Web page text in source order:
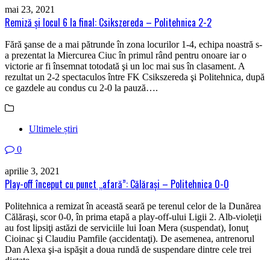
mai 23, 2021
Remiză şi locul 6 la final: Csikszereda – Politehnica 2-2
Fără şanse de a mai pătrunde în zona locurilor 1-4, echipa noastră s-
a prezentat la Miercurea Ciuc în primul rând pentru onoare iar o
victorie ar fi însemnat totodată şi un loc mai sus în clasament. A
rezultat un 2-2 spectaculos între FK Csikszereda şi Politehnica, după
ce gazdele au condus cu 2-0 la pauză….
Ultimele știri
0
aprilie 3, 2021
Play-off început cu punct „afară”: Călăraşi – Politehnica 0-0
Politehnica a remizat în această seară pe terenul celor de la Dunărea
Călăraşi, scor 0-0, în prima etapă a play-off-ului Ligii 2. Alb-violeţii
au fost lipsiţi astăzi de serviciile lui Ioan Mera (suspendat), Ionuţ
Cioinac şi Claudiu Pamfile (accidentaţi). De asemenea, antrenorul
Dan Alexa şi-a ispăşit a doua rundă de suspendare dintre cele trei